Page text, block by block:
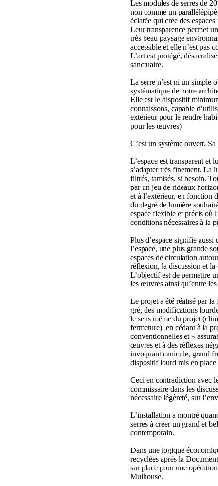
Les modules de serres de
non comme un
éclatée qui crée des
Leur transparence permet
très beau paysage
accessible et elle n’est pas
L’art est protégé,
sanctuaire.
La serre n’est ni un simple
systématique de notre
Elle est le dispositif
connaissons, capable
extérieur pour le rendre
pour les œuvres)
C’est un système ouvert.
L’espace est transparent et
s’adapter très finement. La
filtrés, tamisés, si besoin.
par un jeu de rideaux
et à l’extérieur, en fonction
du degré de lumière
espace flexible et précis où
conditions nécessaires à la
Plus d’espace signifie
l’espace, une plus grande
espaces de circulation
réflexion, la discussion et la
L’objectif est de permettre
les œuvres ainsi qu’entre
Le projet a été réalisé par
gré, des modifications
le sens même du projet
fermeture), en cédant à la
conventionnelles et «
œuvres et à des réflexes
invoquant canicule, grand
dispositif lourd mis en place
Ceci en contradiction avec
commissaire dans les
nécessaire légèreté, sur
L’installation a montré
serres à créer un grand et
contemporain.
Dans une logique
recyclées après la
sur place pour une
Mulhouse.